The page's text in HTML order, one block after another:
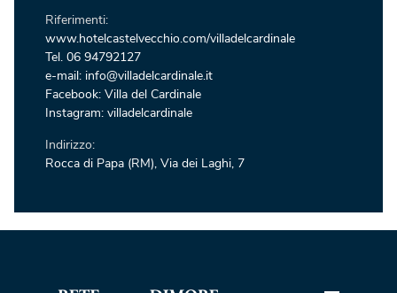
Riferimenti:
www.hotelcastelvecchio.com/villadelcardinale
Tel. 06 94792127
e-mail: info@villadelcardinale.it
Facebook: Villa del Cardinale
Instagram: villadelcardinale
Indirizzo:
Rocca di Papa (RM), Via dei Laghi, 7